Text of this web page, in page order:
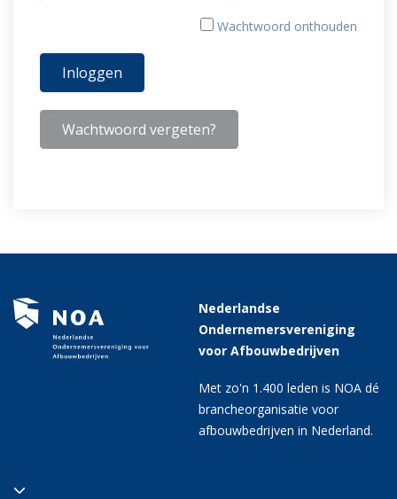
Wachtwoord onthouden
Wachtwoord vergeten?
Nederlandse
Ondernemersvereniging
voor Afbouwbedrijven
Met zo'n 1.400 leden is NOA dé
brancheorganisatie voor
afbouwbedrijven in Nederland.